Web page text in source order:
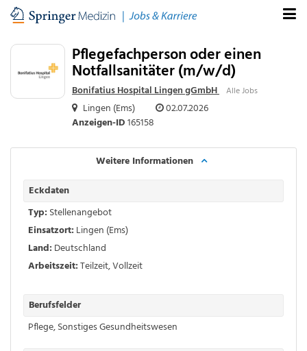
Pflegefachperson oder einen
Notfallsanitäter (m/w/d)
Bonifatius Hospital Lingen gGmbH Alle Jobs
Lingen (Ems)
02.07.2026
Anzeigen-ID165158
Weitere Informationen
Eckdaten
Typ: Stellenangebot
Einsatzort: Lingen (Ems)
Land: Deutschland
Arbeitszeit:Teilzeit,Vollzeit
Berufsfelder
Pflege,Sonstiges Gesundheitswesen